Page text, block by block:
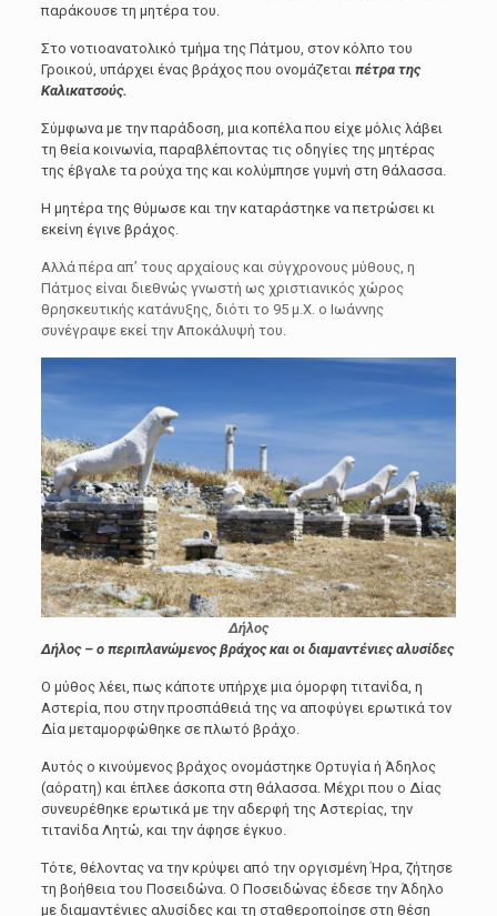
παράκουσε τη μητέρα του.
Στο νοτιοανατολικό τμήμα της Πάτμου, στον κόλπο του
Γροικού, υπάρχει ένας βράχος που ονομάζεται πέτρα της
Καλικατσούς.
Σύμφωνα με την παράδοση, μια κοπέλα που είχε μόλις λάβει
τη θεία κοινωνία, παραβλέποντας τις οδηγίες της μητέρας
της έβγαλε τα ρούχα της και κολύμπησε γυμνή στη θάλασσα.
Η μητέρα της θύμωσε και την καταράστηκε να πετρώσει κι
εκείνη έγινε βράχος.
Αλλά πέρα απ’ τους αρχαίους και σύγχρονους μύθους, η
Πάτμος είναι διεθνώς γνωστή ως χριστιανικός χώρος
θρησκευτικής κατάνυξης, διότι το 95 μ.Χ. ο Ιωάννης
συνέγραψε εκεί την Αποκάλυψή του.
Δήλος
Δήλος – ο περιπλανώμενος βράχος και οι διαμαντένιες αλυσίδες
Ο μύθος λέει, πως κάποτε υπήρχε μια όμορφη τιτανίδα, η
Αστερία, που στην προσπάθειά της να αποφύγει ερωτικά τον
Δία μεταμορφώθηκε σε πλωτό βράχο.
Αυτός ο κινούμενος βράχος ονομάστηκε Ορτυγία ή Άδηλος
(αόρατη) και έπλεε άσκοπα στη θάλασσα. Μέχρι που ο Δίας
συνευρέθηκε ερωτικά με την αδερφή της Αστερίας, την
τιτανίδα Λητώ, και την άφησε έγκυο.
Τότε, θέλοντας να την κρύψει από την οργισμένη Ήρα, ζήτησε
τη βοήθεια του Ποσειδώνα. Ο Ποσειδώνας έδεσε την Άδηλο
με διαμαντένιες αλυσίδες και τη σταθεροποίησε στη θέση